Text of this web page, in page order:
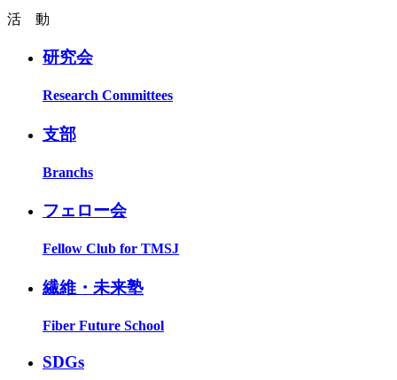
活 動
研究会
Research Committees
支部
Branchs
フェロー会
Fellow Club for TMSJ
繊維・未来塾
Fiber Future School
SDGs